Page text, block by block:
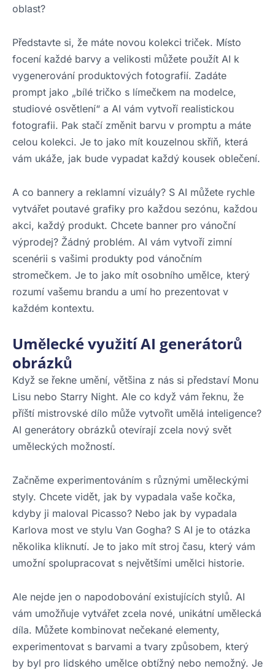
oblast?
Představte si, že máte novou kolekci triček. Místo
focení každé barvy a velikosti můžete použít AI k
vygenerování produktových fotografií. Zadáte
prompt jako „bílé tričko s límečkem na modelce,
studiové osvětlení“ a AI vám vytvoří realistickou
fotografii. Pak stačí změnit barvu v promptu a máte
celou kolekci. Je to jako mít kouzelnou skříň, která
vám ukáže, jak bude vypadat každý kousek oblečení.
A co bannery a reklamní vizuály? S AI můžete rychle
vytvářet poutavé grafiky pro každou sezónu, každou
akci, každý produkt. Chcete banner pro vánoční
výprodej? Žádný problém. AI vám vytvoří zimní
scenérii s vašimi produkty pod vánočním
stromečkem. Je to jako mít osobního umělce, který
rozumí vašemu brandu a umí ho prezentovat v
každém kontextu.
Umělecké využití AI generátorů
obrázků
Když se řekne umění, většina z nás si představí Monu
Lisu nebo Starry Night. Ale co když vám řeknu, že
příští mistrovské dílo může vytvořit umělá inteligence?
AI generátory obrázků otevírají zcela nový svět
uměleckých možností.
Začněme experimentováním s různými uměleckými
styly. Chcete vidět, jak by vypadala vaše kočka,
kdyby ji maloval Picasso? Nebo jak by vypadala
Karlova most ve stylu Van Gogha? S AI je to otázka
několika kliknutí. Je to jako mít stroj času, který vám
umožní spolupracovat s největšími umělci historie.
Ale nejde jen o napodobování existujících stylů. AI
vám umožňuje vytvářet zcela nové, unikátní umělecká
díla. Můžete kombinovat nečekané elementy,
experimentovat s barvami a tvary způsobem, který
by byl pro lidského umělce obtížný nebo nemožný. Je